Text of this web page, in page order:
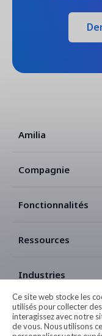
Ce site web stocke les
utilisés pour collecter
interagissez avec notre
de vous. Nous utilisons
Amilia
Compagnie
Fonctionnalités
Ressources
Industries
Contact